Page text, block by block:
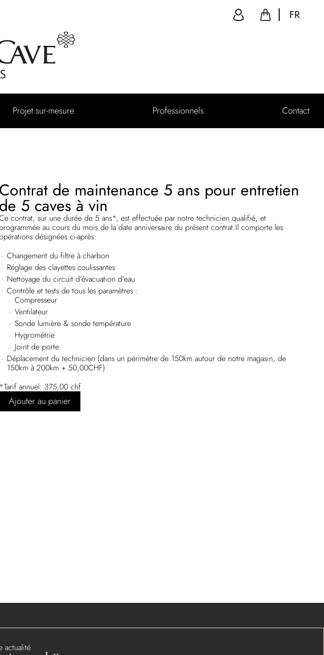
FR
Projet sur-mesure Professionnels Contact
Contrat de maintenance 5 ans pour entretien
de 5 caves à vin
contrat, sur une durée de 5 ans*, est effectuée par notre technicien qualifié, et
programmée au cours du mois de la date anniversaire du présent contrat.Il comporte les
désignées ci-après:
Changement du filtre à charbon
Réglage des clayettes coulissantes
Nettoyage du circuit d’évacuation d’eau
Contrôle et tests de tous les paramètres :
Compresseur
Ventilateur
Sonde lumière & sonde température
Hygrométrie
Joint de porte
Déplacement du technicien (dans un périmètre de 150km autour de notre magasin, de
150km à 200km + 50,00CHF)
*Tarif annuel: 375,00 chf
Ajouter au panier
actualité